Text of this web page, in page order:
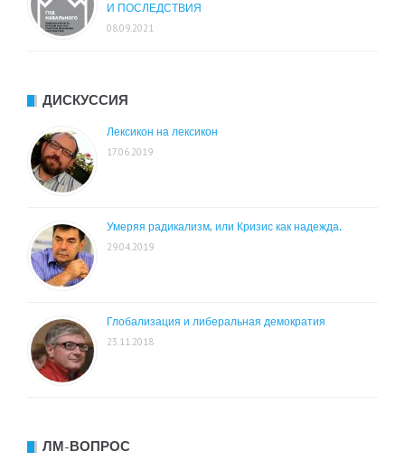
И ПОСЛЕДСТВИЯ
08.09.2021
ДИСКУССИЯ
Лексикон на лексикон
17.06.2019
Умеряя радикализм, или Кризис как надежда.
29.04.2019
Глобализация и либеральная демократия
23.11.2018
ЛМ-ВОПРОС